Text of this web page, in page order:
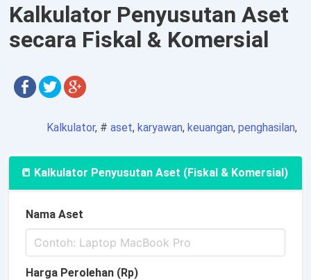
Kalkulator Penyusutan Aset
secara Fiskal & Komersial
Kalkulator, # aset, karyawan, keuangan, penghasilan,
📒 Kalkulator Penyusutan Aset (Fiskal & Komersial)
Nama Aset
Harga Perolehan (Rp)